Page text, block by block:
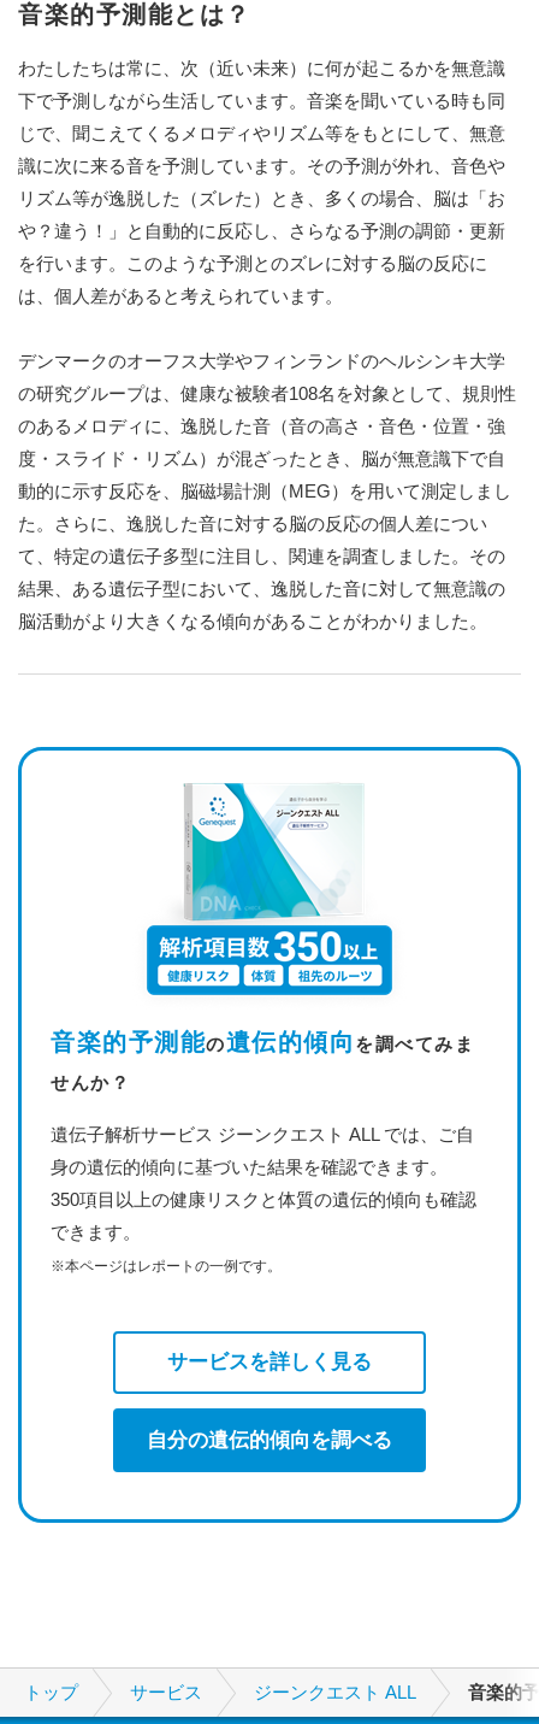
音楽的予測能とは？
わたしたちは常に、次（近い未来）に何が起こるかを無意識
下で予測しながら生活しています。音楽を聞いている時も同
じで、聞こえてくるメロディやリズム等をもとにして、無意
識に次に来る音を予測しています。その予測が外れ、音色や
リズム等が逸脱した（ズレた）とき、多くの場合、脳は「お
や？違う！」と自動的に反応し、さらなる予測の調節・更新
を行います。このような予測とのズレに対する脳の反応に
は、個人差があると考えられています。
デンマークのオーフス大学やフィンランドのヘルシンキ大学
の研究グループは、健康な被験者108名を対象として、規則性
のあるメロディに、逸脱した音（音の高さ・音色・位置・強
度・スライド・リズム）が混ざったとき、脳が無意識下で自
動的に示す反応を、脳磁場計測（MEG）を用いて測定しまし
た。さらに、逸脱した音に対する脳の反応の個人差につい
て、特定の遺伝子多型に注目し、関連を調査しました。その
結果、ある遺伝子型において、逸脱した音に対して無意識の
脳活動がより大きくなる傾向があることがわかりました。
音楽的予測能の遺伝的傾向 を調べてみま
せんか？
遺伝子解析サービス ジーンクエスト ALL では、ご自
身の遺伝的傾向に基づいた結果を確認できます。
350項目以上の健康リスクと体質の遺伝的傾向も確認
できます。
※本ページはレポートの一例です。
サービスを詳しく見る
自分の遺伝的傾向を調べる
トップ サービス ジーンクエスト ALL 音楽的